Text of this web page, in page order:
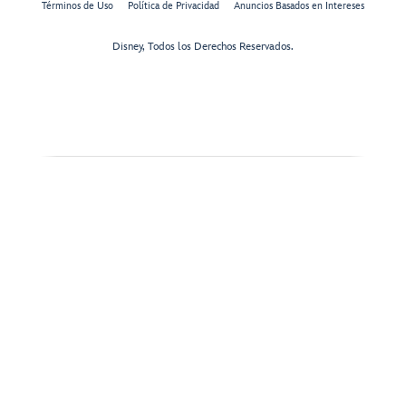
Términos de Uso Política de Privacidad Anuncios Basados en Intereses
Disney, Todos los Derechos Reservados.